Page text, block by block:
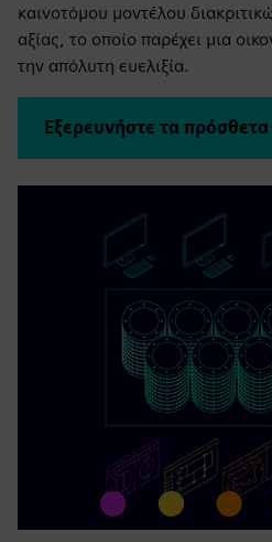
καινοτόμου μοντέλου
αξίας, το οποίο παρέχει μια
την απόλυτη ευελιξία.
Εξερευνήστε τα πρόσθετα